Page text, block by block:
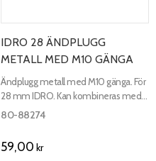
IDRO 28 ÄNDPLUGG
METALL MED M10 GÄNGA
Ändplugg metall med M10 gänga. För
28 mm IDRO. Kan kombineras med
artikel 81-340 och 81-34073.
80-88274
59,00 kr